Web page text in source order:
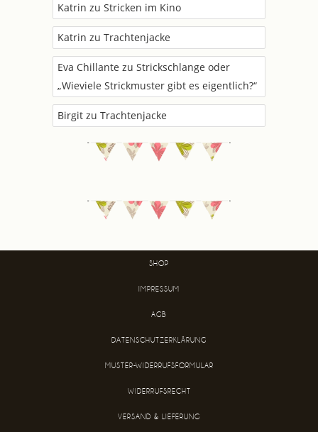
Katrin zu Stricken im Kino
Katrin zu Trachtenjacke
Eva Chillante zu Strickschlange oder
„Wieviele Strickmuster gibt es eigentlich?“
Birgit zu Trachtenjacke
SHOP
IMPRESSUM
AGB
DATENSCHUTZERKLÄRUNG
MUSTER-WIDERRUFSFORMULAR
WIDERRUFSRECHT
VERSAND & LIEFERUNG